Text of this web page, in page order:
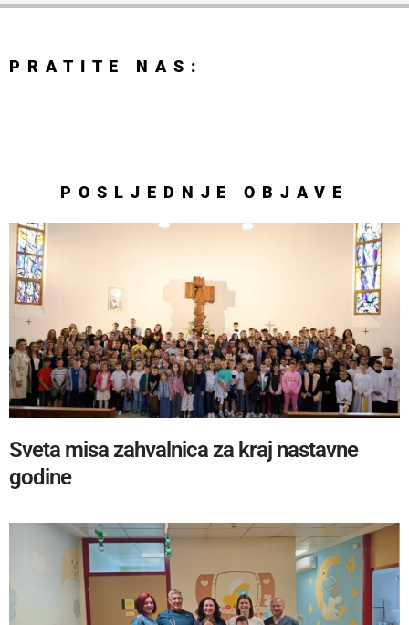
PRATITE NAS:
POSLJEDNJE OBJAVE
Sveta misa zahvalnica za kraj nastavne
godine